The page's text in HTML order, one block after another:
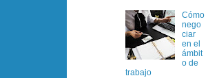
Cómo
nego
ciar
en el
ámbit
o de
trabajo